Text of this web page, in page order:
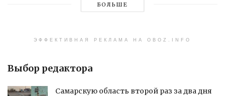
БОЛЬШЕ
ЭФФЕКТИВНАЯ РЕКЛАМА НА OBOZ.INFO
Выбор редактора
Самарскую область второй раз за два дня